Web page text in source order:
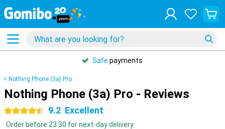
Safe payments
Nothing Phone (3a) Pro
Nothing Phone (3a) Pro - Reviews
4.5 stars 9.2 Excellent
Order before 23:30 for next-day delivery